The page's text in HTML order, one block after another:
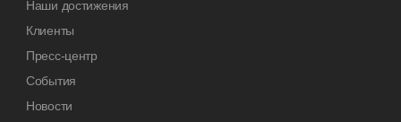
Наши достижения
Клиенты
Пресс-центр
События
Новости